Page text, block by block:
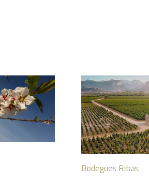
Bodegues Ribas